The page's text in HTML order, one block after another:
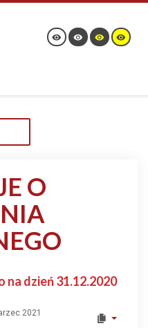
O
na dzień 31.12.2020
2021